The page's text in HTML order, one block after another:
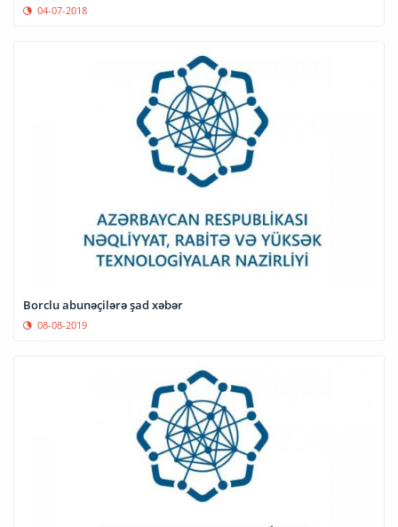
04-07-2018
Borclu abunəçilərə şad xəbər
08-08-2019